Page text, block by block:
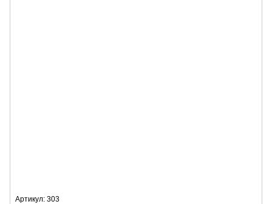
Артикул: 303